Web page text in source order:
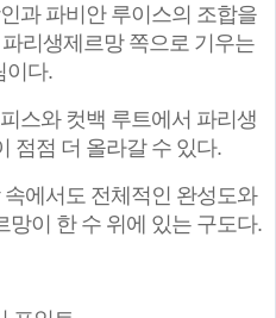
과 파비안 루이스의 조합을
리생제르망 쪽으로 기우는
이다.
스와 컷백 루트에서 파리생
점점 더 올라갈 수 있다.
에서도 전체적인 완성도와
이 한 수 위에 있는 구도다.